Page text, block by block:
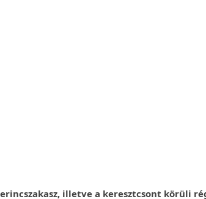
illetve a keresztcsont körüli